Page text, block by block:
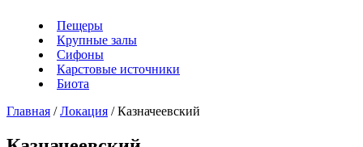
Пещеры
Крупные залы
Сифоны
Карстовые источники
Биота
Главная / Локация / Казначеевский